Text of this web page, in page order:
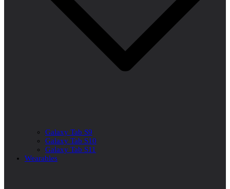
Galaxy Tab S9
Galaxy Tab S10
Galaxy Tab S11
Wearables